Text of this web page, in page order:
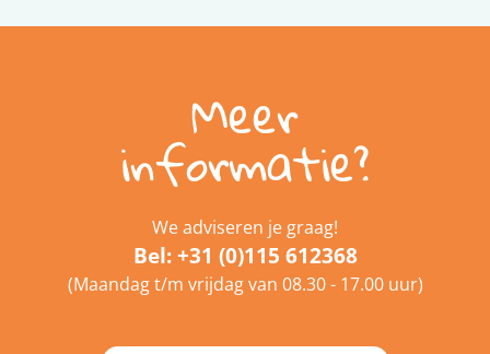
Meer
informatie?
We adviseren je graag!
Bel:+31 (0)115 612368
(Maandag t/m vrijdag van 08.30 - 17.00 uur)